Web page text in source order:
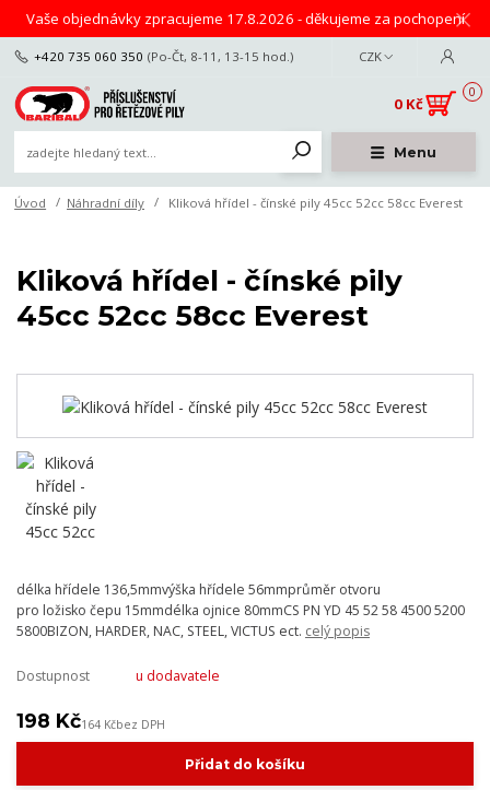
Vaše objednávky zpracujeme 17.8.2026 - děkujeme za pochopení
Menu
CZK
+420 735 060 350 (Po-Čt, 8-11, 13-15 hod.)
0
0 Kč
Úvod Náhradní díly Kliková hřídel - čínské pily 45cc 52cc 58cc Everest
Kliková hřídel - čínské pily
45cc 52cc 58cc Everest
délka hřídele 136,5mmvýška hřídele 56mmprůměr otvoru
pro ložisko čepu 15mmdélka ojnice 80mmCS PN YD 45 52 58 4500 5200
5800BIZON, HARDER, NAC, STEEL, VICTUS ect. celý popis
Dostupnost u dodavatele
198 Kč164 Kčbez DPH
Přidat do košíku